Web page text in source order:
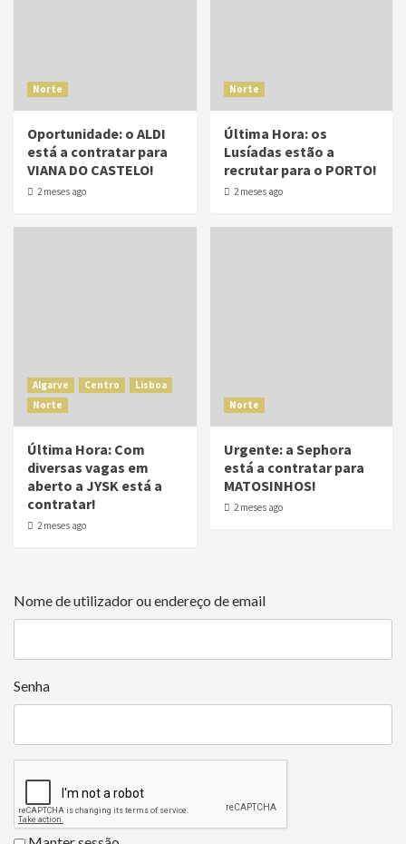
Norte
Oportunidade: o ALDI
está a contratar para
VIANA DO CASTELO!
2 meses ago
Norte
Última Hora: os
Lusíadas estão a
recrutar para o PORTO!
2 meses ago
Algarve Centro
Lisboa
Norte
Última Hora: Com
diversas vagas em
aberto a JYSK está a
contratar!
2 meses ago
Norte
Urgente: a Sephora
está a contratar para
MATOSINHOS!
2 meses ago
Nome de utilizador ou endereço de email
Senha